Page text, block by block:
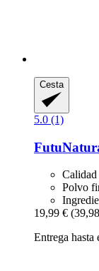
Cesta
5.0 (1)
Calidad
Polvo
19,99 €
Entrega hasta